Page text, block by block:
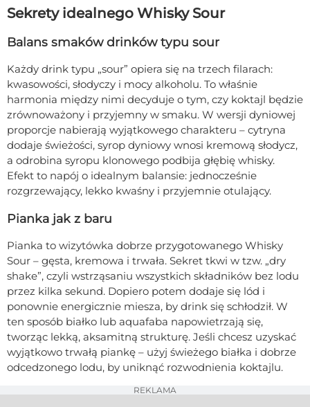
Sekrety idealnego Whisky Sour
Balans smaków drinków typu sour
Każdy drink typu „sour” opiera się na trzech filarach:
kwasowości, słodyczy i mocy alkoholu. To właśnie
harmonia między nimi decyduje o tym, czy koktajl będzie
zrównoważony i przyjemny w smaku. W wersji dyniowej
proporcje nabierają wyjątkowego charakteru – cytryna
dodaje świeżości, syrop dyniowy wnosi kremową słodycz,
a odrobina syropu klonowego podbija głębię whisky.
Efekt to napój o idealnym balansie: jednocześnie
rozgrzewający, lekko kwaśny i przyjemnie otulający.
Pianka jak z baru
Pianka to wizytówka dobrze przygotowanego Whisky
Sour – gęsta, kremowa i trwała. Sekret tkwi w tzw. „dry
shake”, czyli wstrząsaniu wszystkich składników bez lodu
przez kilka sekund. Dopiero potem dodaje się lód i
ponownie energicznie miesza, by drink się schłodził. W
ten sposób białko lub aquafaba napowietrzają się,
tworząc lekką, aksamitną strukturę. Jeśli chcesz uzyskać
wyjątkowo trwałą piankę – użyj świeżego białka i dobrze
odcedzonego lodu, by uniknąć rozwodnienia koktajlu.
REKLAMA